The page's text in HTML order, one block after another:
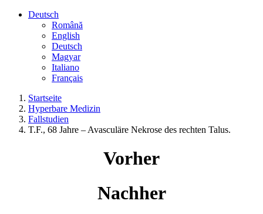
Deutsch
Română
English
Deutsch
Magyar
Italiano
Français
Startseite
Hyperbare Medizin
Fallstudien
T.F., 68 Jahre – Avasculäre Nekrose des rechten Talus.
Vorher
Nachher